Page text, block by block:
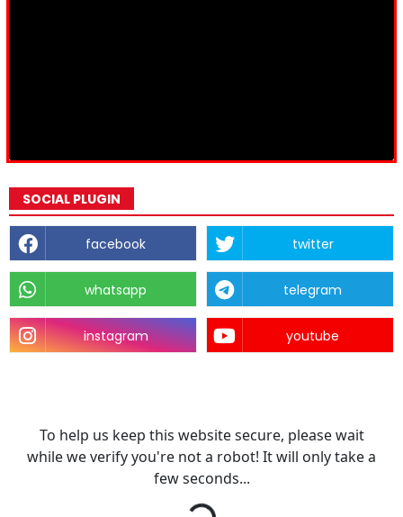
SOCIAL PLUGIN
facebook twitter
whatsapp telegram
instagram youtube